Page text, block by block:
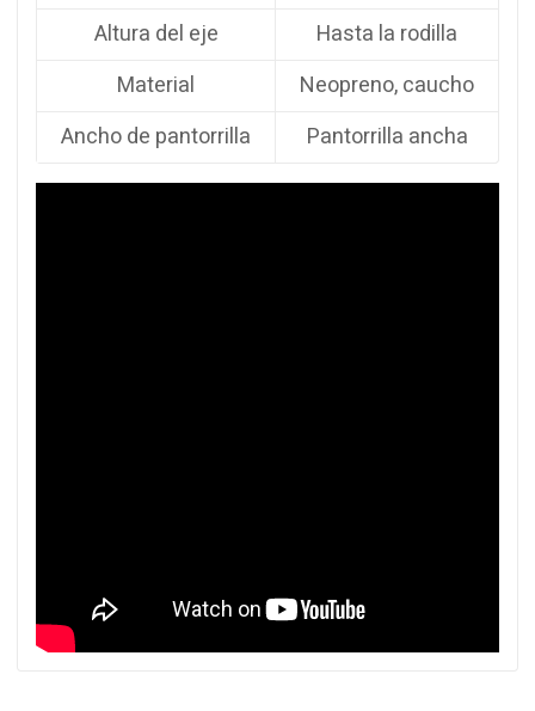
Altura del eje
Hasta la rodilla
Material
Neopreno, caucho
Ancho de pantorrilla
Pantorrilla ancha